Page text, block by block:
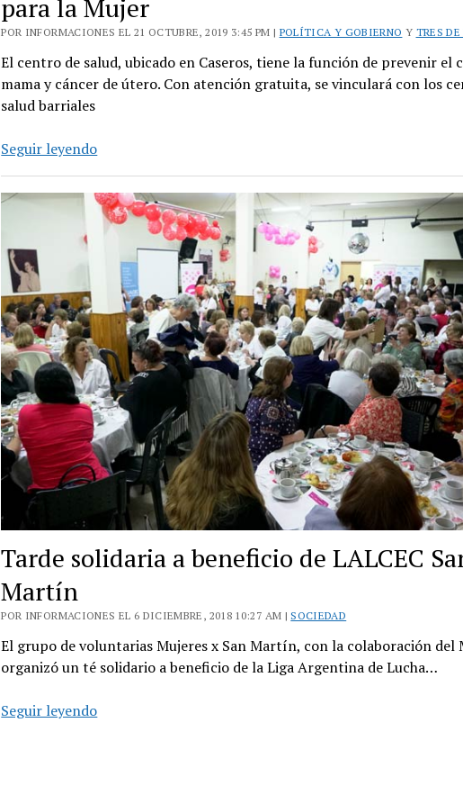
para la Mujer
POR INFORMACIONES EL 21 OCTUBRE, 2019 3:45 PM | POLÍTICA Y GOBIERNO Y TRES DE
El centro de salud, ubicado en Caseros, tiene la función de prevenir el
mama y cáncer de útero. Con atención gratuita, se vinculará con los
salud barriales
Seguir leyendoTres
Febrero
abrió
un
Centro
Diagnóstico
para
la
Mujer
Tarde solidaria a beneficio de LALCEC
Martín
POR INFORMACIONES EL 6 DICIEMBRE, 2018 10:27 AM | SOCIEDAD
El grupo de voluntarias Mujeres x San Martín, con la colaboración del
organizó un té solidario a beneficio de la Liga Argentina de Lucha…
Seguir leyendoTarde